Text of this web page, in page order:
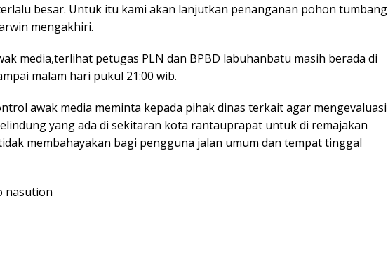
besar. Untuk itu kami akan lanjutkan penanganan pohon tumbang
mengakhiri.
media,terlihat petugas PLN dan BPBD labuhanbatu masih berada di
malam hari pukul 21:00 wib.
awak media meminta kepada pihak dinas terkait agar mengevaluasi
yang ada di sekitaran kota rantauprapat untuk di remajakan
membahayakan bagi pengguna jalan umum dan tempat tinggal
nasution